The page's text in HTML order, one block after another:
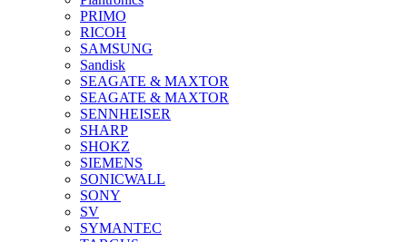
PRIMO
RICOH
SAMSUNG
Sandisk
SEAGATE & MAXTOR
SEAGATE & MAXTOR
SENNHEISER
SHARP
SHOKZ
SIEMENS
SONICWALL
SONY
SV
SYMANTEC